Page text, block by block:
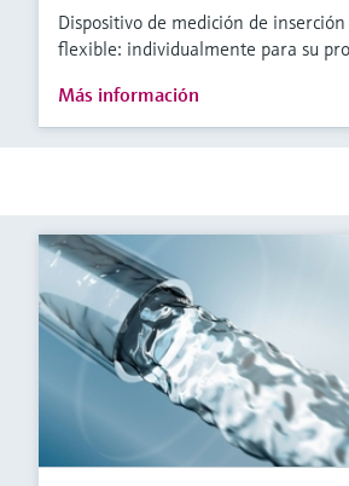
Dispositivo de medición de
flexible: individualmente para su
Más información